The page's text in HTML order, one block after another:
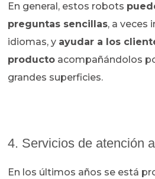
En general, estos robots
preguntas sencillas, a veces
idiomas, y ayudar a los
producto acompañándolos
grandes superficies.
4. Servicios de atención
En los últimos años se está